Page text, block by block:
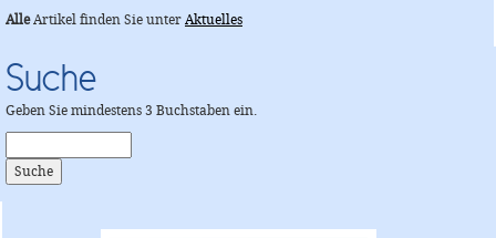
AlleArtikel finden Sie unterAktuelles
Suche
Geben Sie mindestens 3 Buchstaben ein.